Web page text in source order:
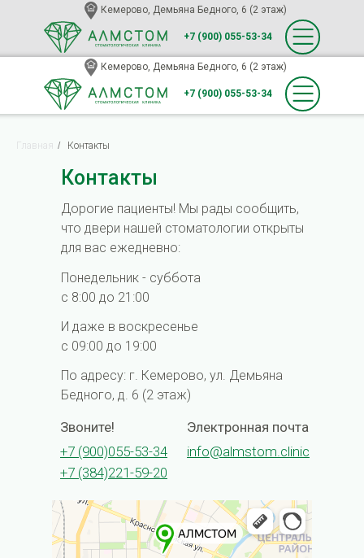
+7 (900) 055-53-34
Кемерово, Демьяна Бедного, 6 (2 этаж)
+7 (900) 055-53-34
Кемерово, Демьяна Бедного, 6 (2 этаж)
Главная / Контакты
Контакты
Дорогие пациенты! Мы рады сообщить,
что двери нашей стоматологии открыты
для вас ежедневно:
Понедельник - суббота
с 8:00 до 21:00
И даже в воскресенье
с 09:00 до 19:00
По адресу: г. Кемерово, ул. Демьяна
Бедного, д. 6 (2 этаж)
Звоните!
+7 (384)221-59-20
info@almstom.clinic
Электронная почта
+7 (900)055-53-34